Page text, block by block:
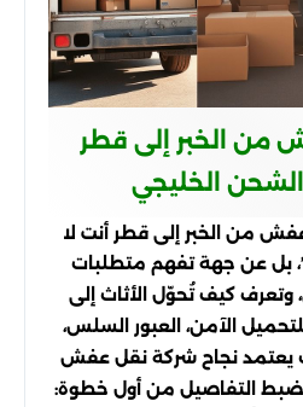
من الخبر إلى قطر
الخليجي
من الخبر إلى قطر أنت لا
بل عن جهة تفهم متطلبات
وتعرف كيف تُحوّل الأثاث إلى
الآمن، العبور السلس،
يعتمد نجاح شركة نقل عفش
ضبط التفاصيل من أول خطوة: